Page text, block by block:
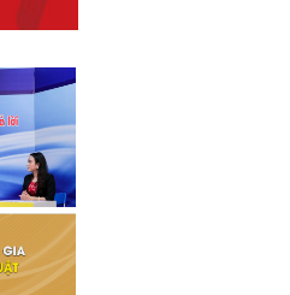
hoạt động của tổ chức phối
mẫu báo cáo kết quả 06 năm
NQ/TW và Nghị quyết số 19-
Bộ Nội vụ nhân dịp kỷ
Bộ Nội vụ, Ngày truyền
(28/8/1945-28/8/2023)
Bộ câu hỏi và gợi ý trả lời Hội